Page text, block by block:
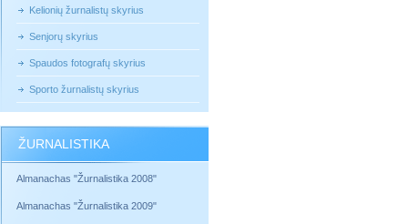
Kelionių žurnalistų skyrius
Senjorų skyrius
Spaudos fotografų skyrius
Sporto žurnalistų skyrius
ŽURNALISTIKA
Almanachas "Žurnalistika 2008"
Almanachas "Žurnalistika 2009"